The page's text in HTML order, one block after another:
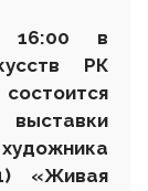
16:00 в
РК
«Живая